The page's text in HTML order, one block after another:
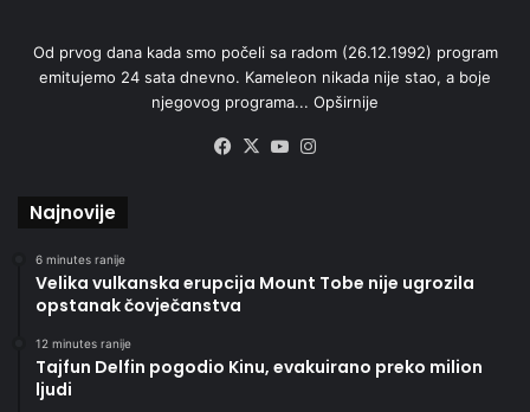
Od prvog dana kada smo počeli sa radom (26.12.1992) program
emitujemo 24 sata dnevno. Kameleon nikada nije stao, a boje
njegovog programa... Opširnije
Facebook
X YouTube
Najnovije
6 minutes ranije
Velika vulkanska erupcija Mount Tobe nije ugrozila
opstanak čovječanstva
12 minutes ranije
Tajfun Delfin pogodio Kinu, evakuirano preko milion
ljudi